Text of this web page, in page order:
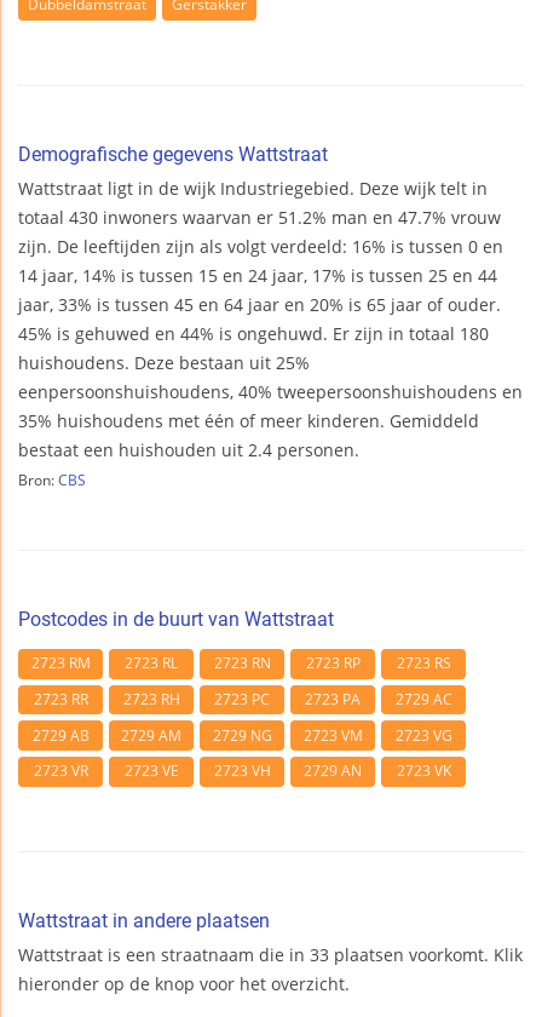
Dubbeldamstraat
Gerstakker
Demografische gegevens Wattstraat
Wattstraat ligt in de wijk Industriegebied. Deze wijk telt in
totaal 430 inwoners waarvan er 51.2% man en 47.7% vrouw
zijn. De leeftijden zijn als volgt verdeeld: 16% is tussen 0 en
14 jaar, 14% is tussen 15 en 24 jaar, 17% is tussen 25 en 44
jaar, 33% is tussen 45 en 64 jaar en 20% is 65 jaar of ouder.
45% is gehuwed en 44% is ongehuwd. Er zijn in totaal 180
huishoudens. Deze bestaan uit 25%
eenpersoonshuishoudens, 40% tweepersoonshuishoudens en
35% huishoudens met één of meer kinderen. Gemiddeld
bestaat een huishouden uit 2.4 personen.
Bron: CBS
Postcodes in de buurt van Wattstraat
2723 RM 2723 RL 2723 RN 2723 RP
2723 RS
2723 RR
2723 RH 2723 PC 2723 PA
2729 AC
2729 AB
2729 AM 2729 NG 2723 VM
2723 VG
2723 VR
2723 VE 2723 VH 2729 AN 2723 VK
Wattstraat in andere plaatsen
Wattstraat is een straatnaam die in 33 plaatsen voorkomt. Klik
hieronder op de knop voor het overzicht.